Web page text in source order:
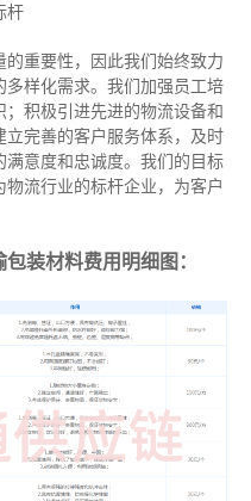
杆
重要性，因此我们始终致力
样化需求。我们加强员工培
积极引进先进的物流设备和
完善的客户服务体系，及时
意度和忠诚度。我们的目标
流行业的标杆企业，为客户
装材料费用明细图：